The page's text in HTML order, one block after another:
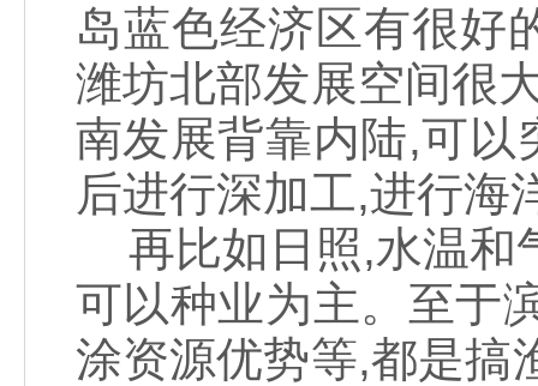
岛蓝色经济区有很好
潍坊北部发展空间很
南发展背靠内陆,可以
后进行深加工,进行海
再比如日照,水温和
可以种业为主。至于
涂资源优势等,都是搞